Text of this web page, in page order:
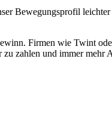
Bewegungsprofil
Firmen wie Twint
zahlen und immer